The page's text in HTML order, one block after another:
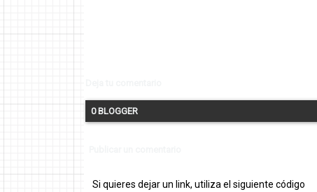
0 BLOGGER
Si quieres dejar un link, utiliza el siguiente código